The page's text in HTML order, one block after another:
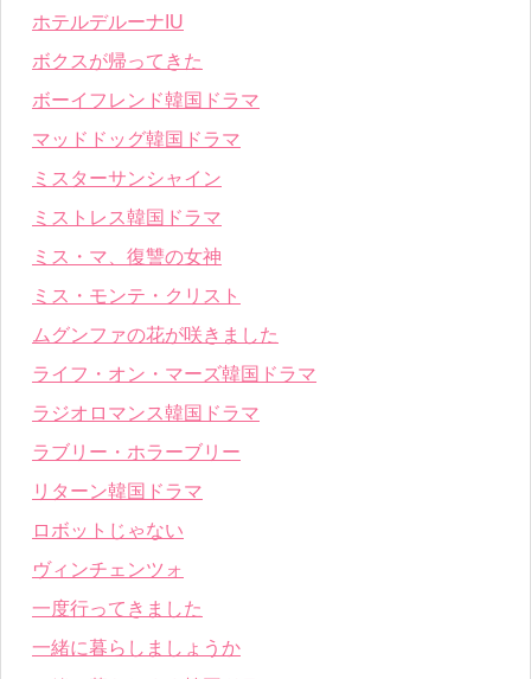
ホテルデルーナIU
ボクスが帰ってきた
ボーイフレンド韓国ドラマ
マッドドッグ韓国ドラマ
ミスターサンシャイン
ミストレス韓国ドラマ
ミス・マ、復讐の女神
ミス・モンテ・クリスト
ムグンファの花が咲きました
ライフ・オン・マーズ韓国ドラマ
ラジオロマンス韓国ドラマ
ラブリー・ホラーブリー
リターン韓国ドラマ
ロボットじゃない
ヴィンチェンツォ
一度行ってきました
一緒に暮らしましょうか